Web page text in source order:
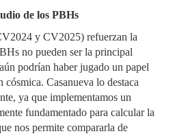
de los PBHs
y CV2025) refuerzan la
no pueden ser la principal
podrían haber jugado un papel
Casanueva lo destaca
ya que implementamos un
fundamentado para calcular la
nos permite compararla de